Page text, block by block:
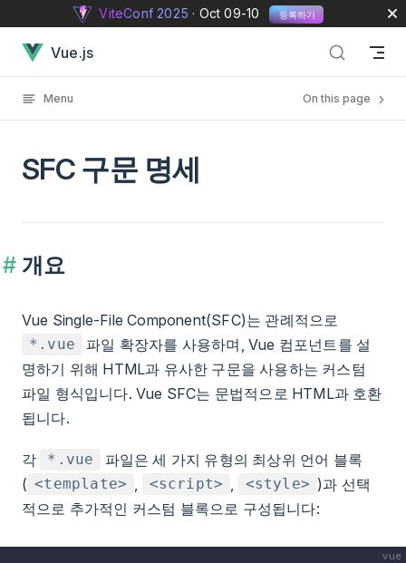
Skip to content
ViteConf 2025 · Oct 09-10 등록하기
Vue.js
Menu On this page
SFC 구문 명세
개요
Vue Single-File Component(SFC)는 관례적으로
*.vue
파일 확장자를 사용하며, Vue 컴포넌트를 설
명하기 위해 HTML과 유사한 구문을 사용하는 커스텀
파일 형식입니다. Vue SFC는 문법적으로 HTML과 호환
됩니다.
각 *.vue
파일은 세 가지 유형의 최상위 언어 블록
( <template> <script> <style> )과 선택
적으로 추가적인 커스텀 블록으로 구성됩니다:
vue